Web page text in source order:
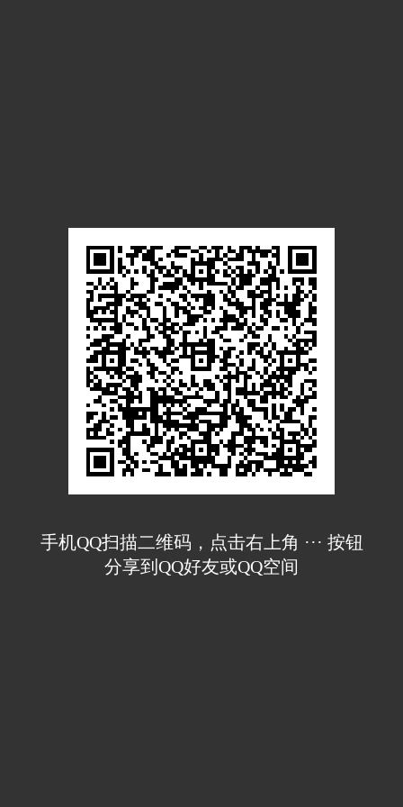
手机QQ扫描二维码，点击右上角 ··· 按钮
分享到QQ好友或QQ空间